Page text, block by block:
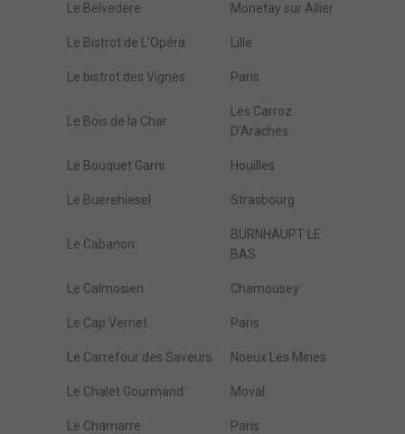
Le Belvedere Monetay sur Allier
Le Bistrot de L'Opéra Lille
Le bistrot des Vignes Paris
Le Bois de la Char
Les Carroz
D'Araches
Le Bouquet Garni Houilles
Le Buerehiesel Strasbourg
Le Cabanon
BURNHAUPT LE
BAS
Le Calmosien Chamousey
Le Cap Vernet Paris
Le Carrefour des Saveurs Noeux Les Mines
Le Chalet Gourmand Moval
Le Chamarre Paris